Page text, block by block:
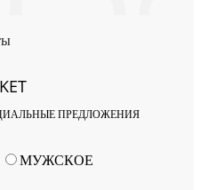
ПРЕДЛОЖЕНИЯ
МУЖСКОЕ